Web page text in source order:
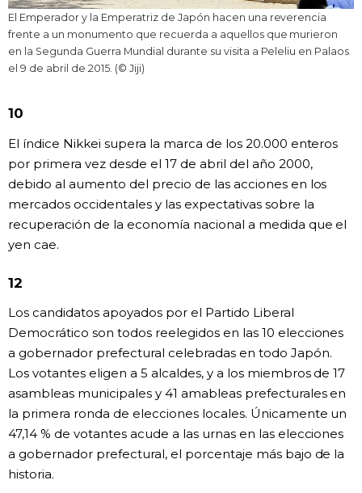
El Emperador y la Emperatriz de Japón hacen una reverencia
frente a un monumento que recuerda a aquellos que murieron
en la Segunda Guerra Mundial durante su visita a Peleliu en Palaos
el 9 de abril de 2015. (© Jiji)
10
El índice Nikkei supera la marca de los 20.000 enteros
por primera vez desde el 17 de abril del año 2000,
debido al aumento del precio de las acciones en los
mercados occidentales y las expectativas sobre la
recuperación de la economía nacional a medida que el
yen cae.
12
Los candidatos apoyados por el Partido Liberal
Democrático son todos reelegidos en las 10 elecciones
a gobernador prefectural celebradas en todo Japón.
Los votantes eligen a 5 alcaldes, y a los miembros de 17
asambleas municipales y 41 amableas prefecturales en
la primera ronda de elecciones locales. Únicamente un
47,14 % de votantes acude a las urnas en las elecciones
a gobernador prefectural, el porcentaje más bajo de la
historia.